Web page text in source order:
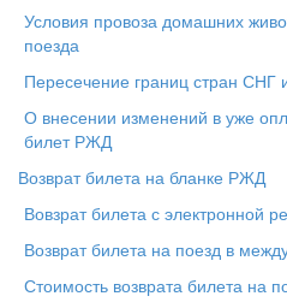
Условия провоза домашних
поезда
Пересечение границ стран СНГ
О внесении изменений в уже
билет РЖД
Возврат билета на бланке РЖД
Вовзрат билета с электронной
Возврат билета на поезд в
Стоимость возврата билета на